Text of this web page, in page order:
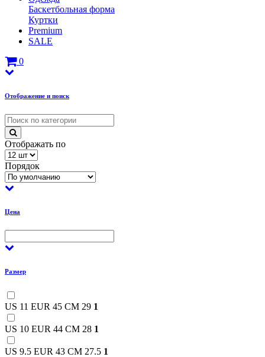
Баскетбольная форма
Куртки
Premium
SALE
0
Отображение и поиск
Отображать по
Порядок
Цена
Размер
US 11 EUR 45 CM 29 1
US 10 EUR 44 CM 28 1
US 9.5 EUR 43 CM 27.5 1